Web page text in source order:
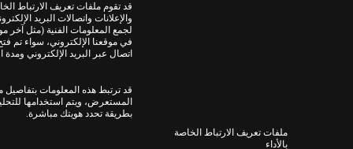
ملفات تعريف الارتباط الخاصة
بالأداء
قد تقوم ملفات تعريف الارتباط
والإعلانات واتصالات البريد
لجمع المعلومات الفنية(مثل آخر
في موقعنا الإلكتروني، سواء تم
اتصال عبر البريد الإلكتروني
قد ترتبط هذه المعلومات بتفاصيل
المستعرض، ويتم استخدامها
بطريقة تحدد هويتك مباشرة.